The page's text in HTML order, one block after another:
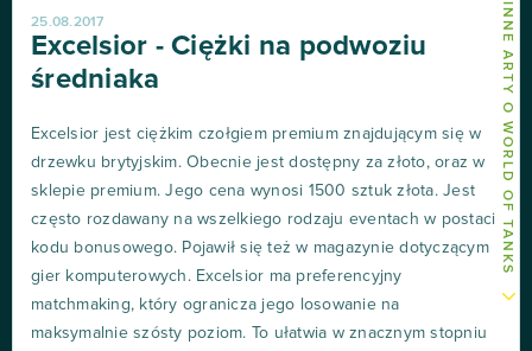
INNE ARTY O WORLD OF TANKS
25.08.2017
Excelsior - Ciężki na podwoziu
średniaka
Excelsior jest ciężkim czołgiem premium znajdującym się w
drzewku brytyjskim. Obecnie jest dostępny za złoto, oraz w
sklepie premium. Jego cena wynosi 1500 sztuk złota. Jest
często rozdawany na wszelkiego rodzaju eventach w postaci
kodu bonusowego. Pojawił się też w magazynie dotyczącym
gier komputerowych. Excelsior ma preferencyjny
matchmaking, który ogranicza jego losowanie na
maksymalnie szósty poziom. To ułatwia w znacznym stopniu